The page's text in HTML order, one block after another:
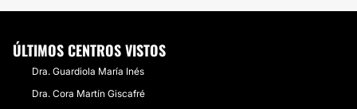
ÚLTIMOS CENTROS VISTOS
Dra. Guardiola María Inés
Dra. Cora Martín Giscafré